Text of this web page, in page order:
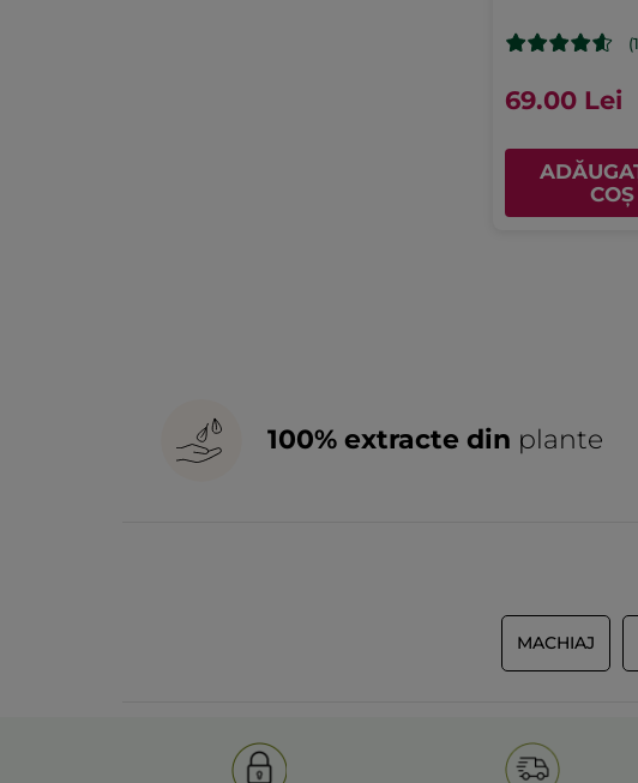
69.00 Lei
COȘ
100% extracte din plante
MACHIAJ